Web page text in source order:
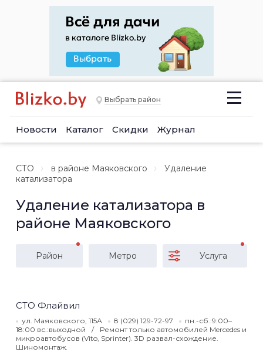
Выбрать район
Новости Каталог Скидки Журнал
СТО в районе Маяковского
Удаление
катализатора
Удаление катализатора в
районе Маяковского
Район Метро Услуга
СТО Флайвил
ул. Маяковского, 115А 8 (029) 129-72-97
пн.-сб.:9:00–
18:00 вс.:выходной
Ремонт только автомобилей Mercedes и
микроавтобусов (Vito, Sprinter). 3D развал-схождение.
Шиномонтаж.